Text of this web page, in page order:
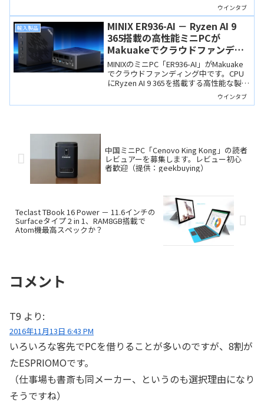
ウインタブ
輸入製品
MINIX ER936-AI － Ryzen AI 9
365搭載の高性能ミニPCが
Makuakeでクラウドファンディ
ング中
MINIXのミニPC「ER936-AI」がMakuake
でクラウドファンディング中です。CPU
にRyzen AI 9 365を搭載する高性能な製品
でポート構成も充実、工具なしで筐体内
ウインタブ
中国ミニPC「Cenovo King Kong」の読者
レビュアーを募集します。レビュー初心
者歓迎（提供：geekbuying）
Teclast TBook 16 Power － 11.6インチの
Surfaceタイプ 2 in 1、RAM8GB搭載で
Atom機最高スペックか？
コメント
T9 より:
2016年11月13日 6:43 PM
いろいろな客先でPCを借りることが多いのですが、8割が
たESPRIOMOです。
（仕事場も書斎も同メーカー、というのも選択理由になり
そうですね）